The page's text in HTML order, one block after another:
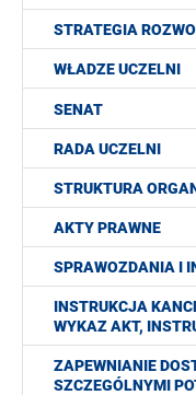
STRATEGIA
WŁADZE UCZELNI
SENAT
RADA UCZELNI
STRUKTURA
AKTY PRAWNE
SPRAWOZDANIA I
INSTRUKCJA
WYKAZ AKT,
ZAPEWNIANIE
SZCZEGÓLNYMI